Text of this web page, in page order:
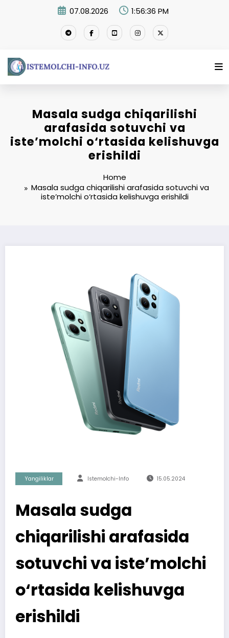
07.08.2026 1:56:36 PM
Masala sudga chiqarilishi
arafasida sotuvchi va
iste’molchi o‘rtasida kelishuvga
erishildi
Home
Masala sudga chiqarilishi arafasida sotuvchi va
iste’molchi o‘rtasida kelishuvga erishildi
Yangiliklar Istemolchi-Info 15.05.2024
Masala sudga
chiqarilishi arafasida
sotuvchi va iste’molchi
o‘rtasida kelishuvga
erishildi